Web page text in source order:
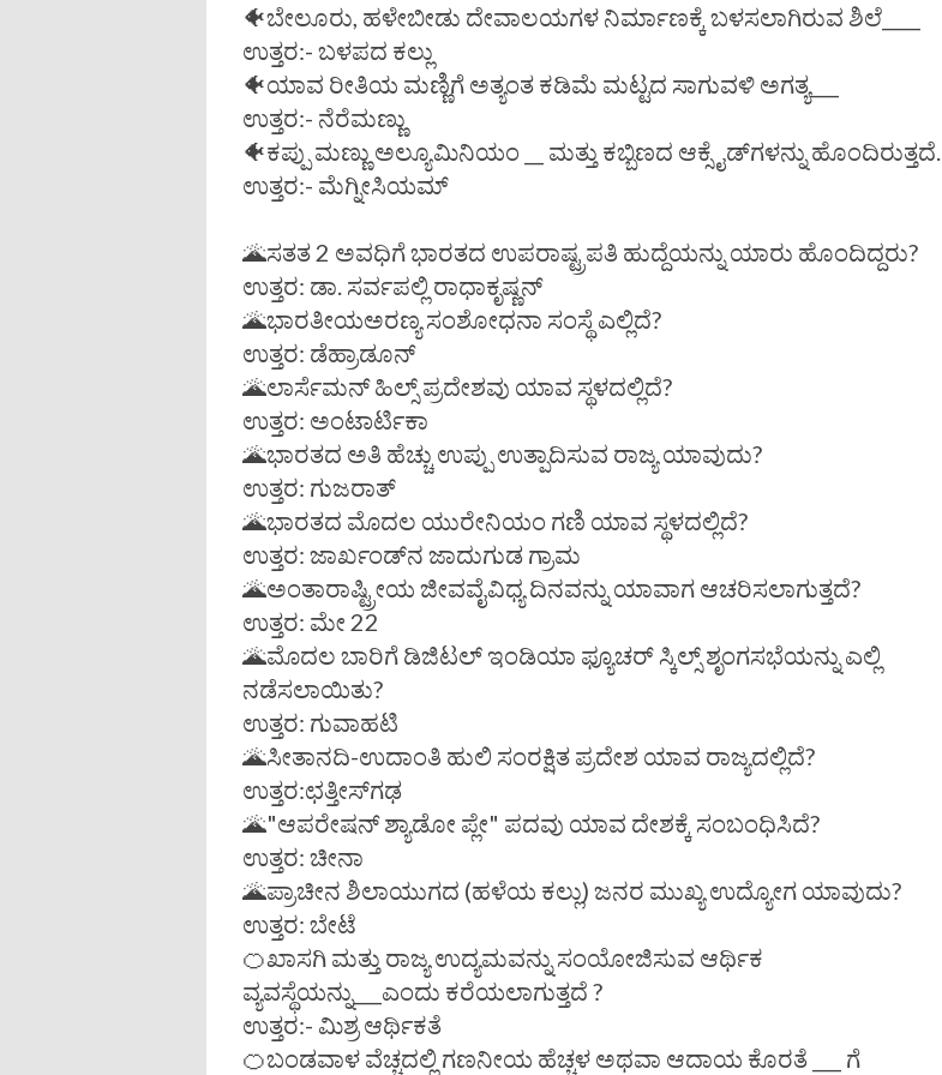
🐠ಬೇಲೂರು, ಹಳೇಬೀಡು ದೇವಾಲಯಗಳ ನಿರ್ಮಾಣಕ್ಕೆ ಬಳಸಲಾಗಿರುವ ಶಿಲೆ____
ಉತ್ತರ:- ಬಳಪದ ಕಲ್ಲು
🐠ಯಾವ ರೀತಿಯ ಮಣ್ಣಿಗೆ ಅತ್ಯಂತ ಕಡಿಮೆ ಮಟ್ಟದ ಸಾಗುವಳಿ ಅಗತ್ಯ___
ಉತ್ತರ:- ನೆರೆಮಣ್ಣು
🐠ಕಪ್ಪು ಮಣ್ಣು ಅಲ್ಯೂಮಿನಿಯಂ __ ಮತ್ತು ಕಬ್ಬಿಣದ ಆಕ್ಸೈಡ್‌ಗಳನ್ನು ಹೊಂದಿರುತ್ತದೆ.
ಉತ್ತರ:- ಮೆಗ್ನೀಸಿಯಮ್
🌋ಸತತ 2 ಅವಧಿಗೆ ಭಾರತದ ಉಪರಾಷ್ಟ್ರಪತಿ ಹುದ್ದೆಯನ್ನು ಯಾರು ಹೊಂದಿದ್ದರು?
ಉತ್ತರ: ಡಾ. ಸರ್ವಪಲ್ಲಿ ರಾಧಾಕೃಷ್ಣನ್
🌋ಭಾರತೀಯಅರಣ್ಯ ಸಂಶೋಧನಾ ಸಂಸ್ಥೆ ಎಲ್ಲಿದೆ?
ಉತ್ತರ: ಡೆಹ್ರಾಡೂನ್
🌋ಲಾರ್ಸೆಮನ್ ಹಿಲ್ಸ್ ಪ್ರದೇಶವು ಯಾವ ಸ್ಥಳದಲ್ಲಿದೆ?
ಉತ್ತರ: ಅಂಟಾರ್ಟಿಕಾ
🌋ಭಾರತದ ಅತಿ ಹೆಚ್ಚು ಉಪ್ಪು ಉತ್ಪಾದಿಸುವ ರಾಜ್ಯ ಯಾವುದು?
ಉತ್ತರ: ಗುಜರಾತ್
🌋ಭಾರತದ ಮೊದಲ ಯುರೇನಿಯಂ ಗಣಿ ಯಾವ ಸ್ಥಳದಲ್ಲಿದೆ?
ಉತ್ತರ: ಜಾರ್ಖಂಡ್‌ನ ಜಾದುಗುಡ ಗ್ರಾಮ
🌋ಅಂತಾರಾಷ್ಟ್ರೀಯ ಜೀವವೈವಿಧ್ಯ ದಿನವನ್ನು ಯಾವಾಗ ಆಚರಿಸಲಾಗುತ್ತದೆ?
ಉತ್ತರ: ಮೇ 22
🌋ಮೊದಲ ಬಾರಿಗೆ ಡಿಜಿಟಲ್ ಇಂಡಿಯಾ ಫ್ಯೂಚರ್ ಸ್ಕಿಲ್ಸ್ ಶೃಂಗಸಭೆಯನ್ನು ಎಲ್ಲಿ
ನಡೆಸಲಾಯಿತು?
ಉತ್ತರ: ಗುವಾಹಟಿ
🌋ಸೀತಾನದಿ-ಉದಾಂತಿ ಹುಲಿ ಸಂರಕ್ಷಿತ ಪ್ರದೇಶ ಯಾವ ರಾಜ್ಯದಲ್ಲಿದೆ?
ಉತ್ತರ:ಛತ್ತೀಸ್‌ಗಢ
🌋"ಆಪರೇಷನ್ ಶ್ಯಾಡೋ ಪ್ಲೇ" ಪದವು ಯಾವ ದೇಶಕ್ಕೆ ಸಂಬಂಧಿಸಿದೆ?
ಉತ್ತರ: ಚೀನಾ
🌋ಪ್ರಾಚೀನ ಶಿಲಾಯುಗದ (ಹಳೆಯ ಕಲ್ಲು) ಜನರ ಮುಖ್ಯ ಉದ್ಯೋಗ ಯಾವುದು?
ಉತ್ತರ: ಬೇಟೆ
🍊ಖಾಸಗಿ ಮತ್ತು ರಾಜ್ಯ ಉದ್ಯಮವನ್ನು ಸಂಯೋಜಿಸುವ ಆರ್ಥಿಕ
ವ್ಯವಸ್ಥೆಯನ್ನು___ಎಂದು ಕರೆಯಲಾಗುತ್ತದೆ ?
ಉತ್ತರ:- ಮಿಶ್ರ ಆರ್ಥಿಕತೆ
🍊ಬಂಡವಾಳ ವೆಚ್ಚದಲ್ಲಿ ಗಣನೀಯ ಹೆಚ್ಚಳ ಅಥವಾ ಆದಾಯ ಕೊರತೆ ___ ಗೆ